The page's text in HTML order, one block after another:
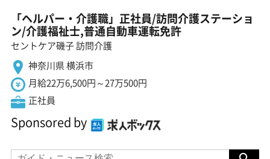
「ヘルパー・介護職」正社員/訪問介護ステーショ
ン/介護福祉士,普通自動車運転免許
セントケア磯子 訪問介護
神奈川県 横浜市
月給22万6,500円～27万500円
正社員
Sponsored by